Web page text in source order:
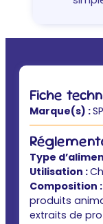
Fiche
Marque(s) :
Type
Utilisation :
Composition :
produits
extraits de